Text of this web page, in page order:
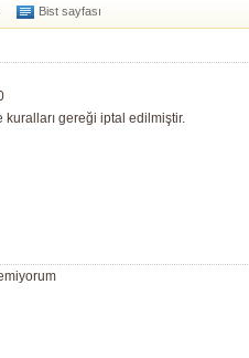
Bist sayfası
kuralları gereği iptal edilmiştir.